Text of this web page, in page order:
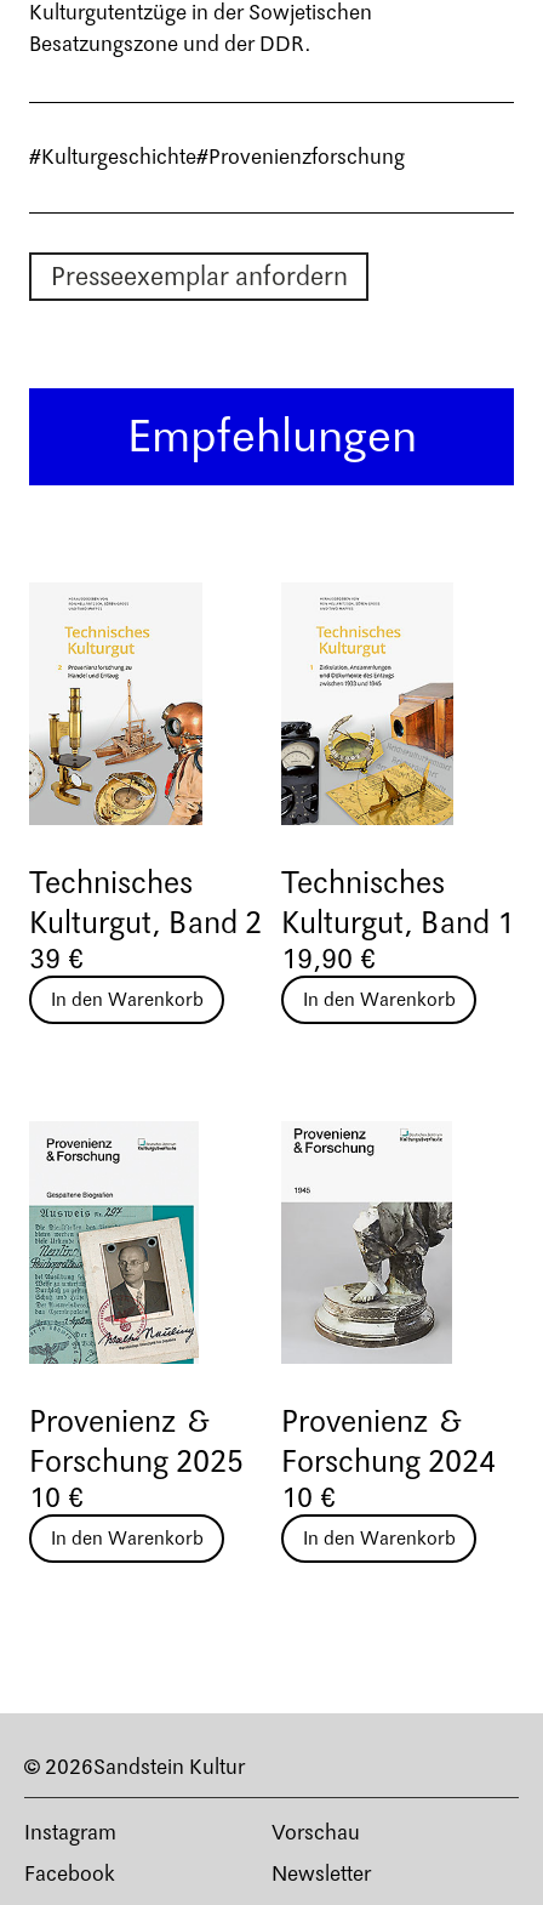
Kulturgutentzüge in der Sowjetischen
Besatzungszone und der DDR.
#Kulturgeschichte#Provenienzforschung
Presseexemplar anfordern
Empfehlungen
Technisches
Kulturgut, Band 2
39 €
In den Warenkorb
Technisches
Kulturgut, Band 1
19,90 €
In den Warenkorb
Provenienz &
Forschung 2025
10 €
In den Warenkorb
Provenienz &
Forschung 2024
10 €
In den Warenkorb
© 2026Sandstein Kultur
Instagram
Facebook
Vorschau
Newsletter